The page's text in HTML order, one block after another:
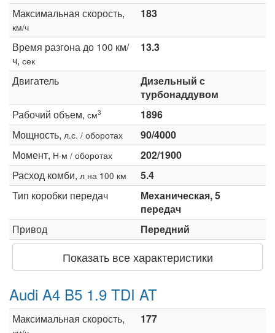
Максимальная скорость,
км/ч
183
Время разгона до 100 км/
ч, сек
13.3
Двигатель
Дизельный с
турбонаддувом
Рабочий объем, см3
1896
Мощность, л.с. / оборотах
90/4000
Момент, Н·м / оборотах
202/1900
Расход комби, л на 100 км
5.4
Тип коробки передач
Механическая, 5
передач
Привод
Передний
Показать все характеристики
Audi A4 B5 1.9 TDI AT
Максимальная скорость, 177